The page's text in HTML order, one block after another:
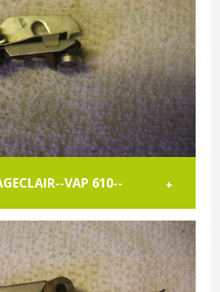
VAP 610-- +